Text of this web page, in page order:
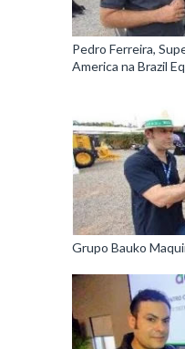
Pedro Ferreira,
America na Brazil
Grupo Bauko